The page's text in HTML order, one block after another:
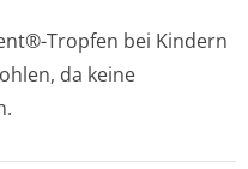
Tropfen bei Kindern
da keine